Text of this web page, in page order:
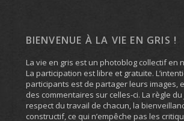
BIENVENUE À LA VIE EN GRIS !
La vie en gris est un photoblog collectif en
La participation est libre et gratuite.
participants est de partager leurs images,
des commentaires sur celles-ci. La règle
respect du travail de chacun, la
constructif, ce qui n’empêche pas les